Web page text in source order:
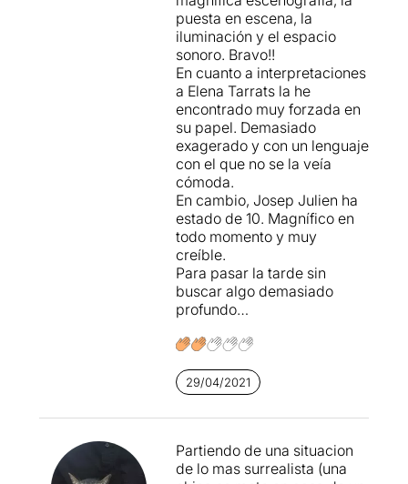
llarg de la vida, mostra la
bondat i la negativa
sobreprotecció amb algú
que tot just coneix.Tant ell
com ella tenen els seus
defectes que esquitxen la
cara bona de la seva
personalitati que destapa
una batalla per part de
Sandra amb el sentiment de
culpabilitat com a arma i per
part d'ell escudant-se amb
els seus relats ficticis.
Anna Tantull (escenografia),
Maria Domènech
(il·luminació) i Judit Farrés
esplèndid i un
professionalitat en cuidar
cada detall de la posada en
escena. Els primers segons
d'allò que vindrà l'hora i
quart vinent, serveix per
puesta en escena, la
iluminación y el espacio
sonoro. Bravo!!
En cuanto a interpretaciones
a Elena Tarrats la he
encontrado muy forzada en
su papel. Demasiado
exagerado y con un lenguaje
con el que no se la veía
cómoda.
En cambio, Josep Julien ha
estado de 10. Magnífico en
todo momento y muy
creíble.
Para pasar la tarde sin
buscar algo demasiado
profundo…
29/04/2021
Partiendo de una situacion
de lo mas surrealista (una